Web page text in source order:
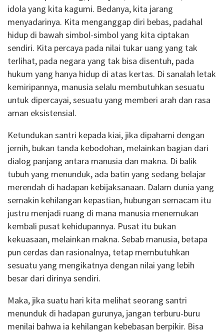
idola yang kita kagumi. Bedanya, kita jarang
menyadarinya. Kita menganggap diri bebas, padahal
hidup di bawah simbol-simbol yang kita ciptakan
sendiri. Kita percaya pada nilai tukar uang yang tak
terlihat, pada negara yang tak bisa disentuh, pada
hukum yang hanya hidup di atas kertas. Di sanalah letak
kemiripannya, manusia selalu membutuhkan sesuatu
untuk dipercayai, sesuatu yang memberi arah dan rasa
aman eksistensial.
Ketundukan santri kepada kiai, jika dipahami dengan
jernih, bukan tanda kebodohan, melainkan bagian dari
dialog panjang antara manusia dan makna. Di balik
tubuh yang menunduk, ada batin yang sedang belajar
merendah di hadapan kebijaksanaan. Dalam dunia yang
semakin kehilangan kepastian, hubungan semacam itu
justru menjadi ruang di mana manusia menemukan
kembali pusat kehidupannya. Pusat itu bukan
kekuasaan, melainkan makna. Sebab manusia, betapa
pun cerdas dan rasionalnya, tetap membutuhkan
sesuatu yang mengikatnya dengan nilai yang lebih
besar dari dirinya sendiri.
Maka, jika suatu hari kita melihat seorang santri
menunduk di hadapan gurunya, jangan terburu-buru
menilai bahwa ia kehilangan kebebasan berpikir. Bisa